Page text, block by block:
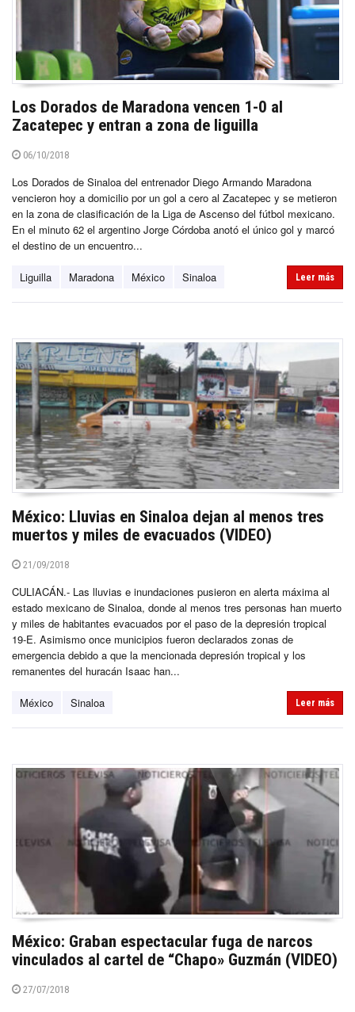
Los Dorados de Maradona vencen 1-0 al
Zacatepec y entran a zona de liguilla
06/10/2018
Los Dorados de Sinaloa del entrenador Diego Armando Maradona
vencieron hoy a domicilio por un gol a cero al Zacatepec y se metieron
en la zona de clasificación de la Liga de Ascenso del fútbol mexicano.
En el minuto 62 el argentino Jorge Córdoba anotó el único gol y marcó
el destino de un encuentro...
Liguilla Maradona México Sinaloa Leer más
México: Lluvias en Sinaloa dejan al menos tres
muertos y miles de evacuados (VIDEO)
21/09/2018
CULIACÁN.- Las lluvias e inundaciones pusieron en alerta máxima al
estado mexicano de Sinaloa, donde al menos tres personas han muerto
y miles de habitantes evacuados por el paso de la depresión tropical
19-E. Asimismo once municipios fueron declarados zonas de
emergencia debido a que la mencionada depresión tropical y los
remanentes del huracán Isaac han...
México Sinaloa Leer más
México: Graban espectacular fuga de narcos
vinculados al cartel de “Chapo» Guzmán (VIDEO)
27/07/2018